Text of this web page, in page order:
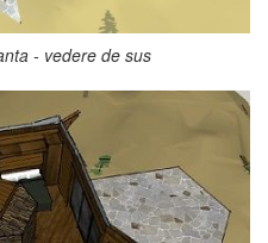
- vedere de sus